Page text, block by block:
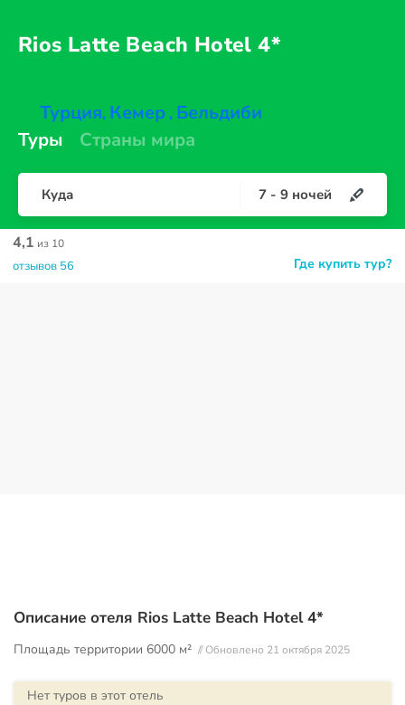
Rios Latte Beach Hotel 4*
Турция, Кемер , Бельдиби
Туры
Страны мира
Куда 7 - 9 ночей
Где купить тур?
4,1 из 10
отзывов 56
Описание отеля Rios Latte Beach Hotel 4*
Площадь территории 6000 м² // Обновлено 21 октября 2025
Нет туров в этот отель